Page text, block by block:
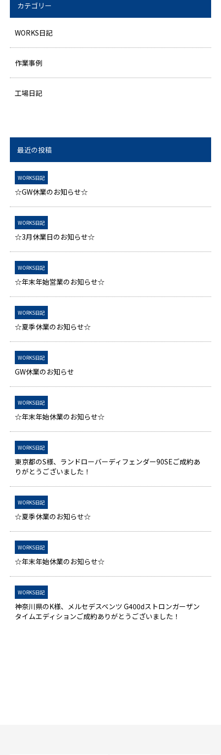
カテゴリー
WORKS日記
作業事例
工場日記
最近の投稿
WORKS日記
☆GW休業のお知らせ☆
WORKS日記
☆3月休業日のお知らせ☆
WORKS日記
☆年末年始営業のお知らせ☆
WORKS日記
☆夏季休業のお知らせ☆
WORKS日記
GW休業のお知らせ
WORKS日記
☆年末年始休業のお知らせ☆
WORKS日記
東京都のS様、ランドローバーディフェンダー90SEご成約あ
りがとうございました！
WORKS日記
☆夏季休業のお知らせ☆
WORKS日記
☆年末年始休業のお知らせ☆
WORKS日記
神奈川県のK様、メルセデスベンツ G400dストロンガーザン
タイムエディションご成約ありがとうございました！